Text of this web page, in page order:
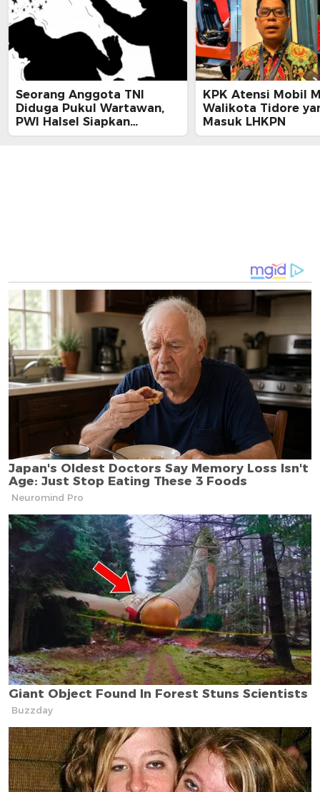
Seorang Anggota TNI
Diduga Pukul Wartawan,
PWI Halsel Siapkan
Langkah Hukum
KPK Atensi Mobil
Walikota Tidore
Masuk LHKPN